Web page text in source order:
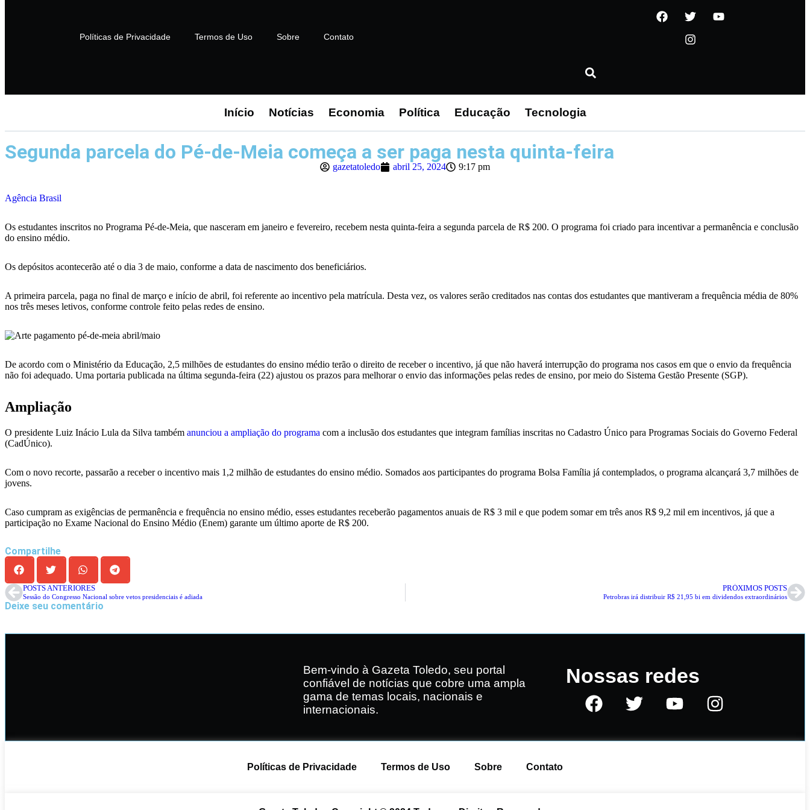
Políticas de Privacidade Termos de Uso Sobre Contato
Início Notícias Economia Política Educação Tecnologia
Segunda parcela do Pé-de-Meia começa a ser paga nesta quinta-feira
gazetatoledo abril 25, 2024 9:17 pm
Agência Brasil
Os estudantes inscritos no Programa Pé-de-Meia, que nasceram em janeiro e fevereiro, recebem nesta quinta-feira a segunda parcela de R$ 200. O programa foi criado para incentivar a permanência e conclusão
do ensino médio.
Os depósitos acontecerão até o dia 3 de maio, conforme a data de nascimento dos beneficiários.
A primeira parcela, paga no final de março e início de abril, foi referente ao incentivo pela matrícula. Desta vez, os valores serão creditados nas contas dos estudantes que mantiveram a frequência média de 80%
nos três meses letivos, conforme controle feito pelas redes de ensino.
De acordo com o Ministério da Educação, 2,5 milhões de estudantes do ensino médio terão o direito de receber o incentivo, já que não haverá interrupção do programa nos casos em que o envio da frequência
não foi adequado. Uma portaria publicada na última segunda-feira (22) ajustou os prazos para melhorar o envio das informações pelas redes de ensino, por meio do Sistema Gestão Presente (SGP).
Ampliação
O presidente Luiz Inácio Lula da Silva também anunciou a ampliação do programa com a inclusão dos estudantes que integram famílias inscritas no Cadastro Único para Programas Sociais do Governo Federal
(CadÚnico).
Com o novo recorte, passarão a receber o incentivo mais 1,2 milhão de estudantes do ensino médio. Somados aos participantes do programa Bolsa Família já contemplados, o programa alcançará 3,7 milhões de
jovens.
Caso cumpram as exigências de permanência e frequência no ensino médio, esses estudantes receberão pagamentos anuais de R$ 3 mil e que podem somar em três anos R$ 9,2 mil em incentivos, já que a
participação no Exame Nacional do Ensino Médio (Enem) garante um último aporte de R$ 200.
Compartilhe
POSTS ANTERIORES
Sessão do Congresso Nacional sobre vetos presidenciais é adiada
PRÓXIMOS POSTS
Petrobras irá distribuir R$ 21,95 bi em dividendos extraordinários
Deixe seu comentário
Bem-vindo à Gazeta Toledo, seu portal
confiável de notícias que cobre uma ampla
gama de temas locais, nacionais e
internacionais.
Nossas redes
Políticas de Privacidade Termos de Uso Sobre Contato